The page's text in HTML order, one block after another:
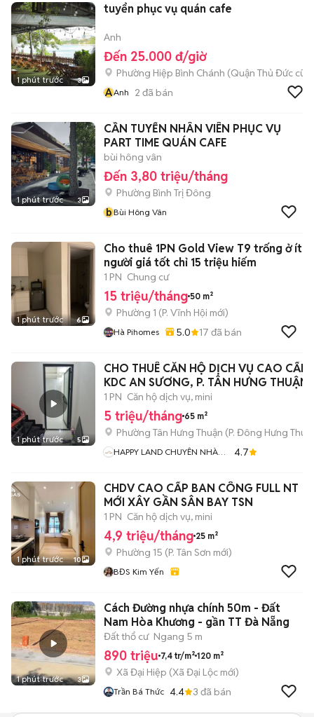
1 phút trước 3
tuyển phục vụ quán cafe
Anh
Đến 25.000 đ/giờ
Phường Hiệp Bình Chánh (Quận Thủ Đức cũ)
AAnh 2 đã bán
1 phút trước 3
CẦN TUYỂN NHÂN VIÊN PHỤC VỤ
PART TIME QUÁN CAFE
bùi hông vân
Đến 3,80 triệu/tháng
Phường Bình Trị Đông
bBùi Hông Vân
1 phút trước 6
Cho thuê 1PN Gold View T9 trống ở ít
người giá tốt chỉ 15 triệu hiếm
1 PN Chung cư
15 triệu/tháng 50 m²
Phường 1 (P. Vĩnh Hội mới)
Hà Pihomes 5.0 17 đã bán
1 phút trước 5
CHO THUÊ CĂN HỘ DỊCH VỤ CAO CẤP
KDC AN SƯƠNG, P. TÂN HƯNG
1 PN Căn hộ dịch vụ, mini
5 triệu/tháng 65 m²
Phường Tân Hưng Thuận (P. Đông Hưng
HAPPY LAND CHUYÊN NHÀ
4.7
1 phút trước 10
CHDV CAO CẤP BAN CÔNG FULL NT
MỚI XÂY GẦN SÂN BAY TSN
1 PN Căn hộ dịch vụ, mini
4,9 triệu/tháng 25 m²
Phường 15 (P. Tân Sơn mới)
BĐS Kim Yến
1 phút trước 3
Cách Đường nhựa chính 50m - Đất
Nam Hòa Khương - gần TT Đà Nẵng
Đất thổ cư Ngang 5 m
890 triệu 7,4 tr/m² 120 m²
Xã Đại Hiệp (Xã Đại Lộc mới)
Trần Bá Thức 4.4 3 đã bán